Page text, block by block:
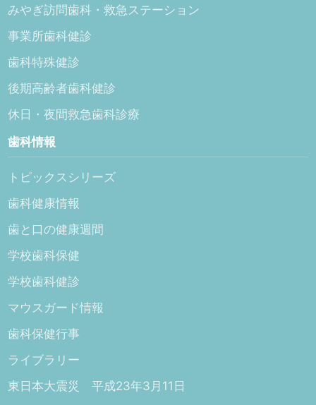
みやぎ訪問歯科・救急ステーション
事業所歯科健診
歯科特殊健診
後期高齢者歯科健診
休日・夜間救急歯科診療
歯科情報
トピックスシリーズ
歯科健康情報
歯と口の健康週間
学校歯科保健
学校歯科健診
マウスガード情報
歯科保健行事
ライブラリー
東日本大震災 平成23年3月11日